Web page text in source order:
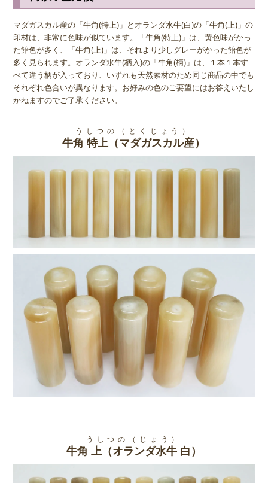
マダガスカル産の「牛角(特上)」とオランダ水牛(白)の「牛角(上)」の
印材は、非常に色味が似ています。「牛角(特上)」は、黄色味がかっ
た飴色が多く、「牛角(上)」は、それより少しグレーがかった飴色が
多く見られます。オランダ水牛(柄入)の「牛角(柄)」は、１本１本す
べて違う柄が入っており、いずれも天然素材のため同じ商品の中でも
それぞれ色合いが異なります。お好みの色のご要望にはお答えいたし
かねますのでご了承ください。
うしつの（とくじょう）
牛角 特上（マダガスカル産）
うしつの（じょう）
牛角 上（オランダ水牛 白）